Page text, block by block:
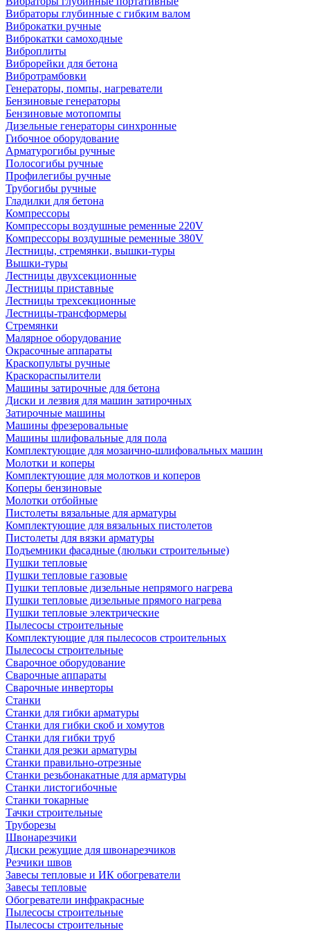
Вибраторы глубинные с гибким валом
Виброкатки ручные
Виброкатки самоходные
Виброплиты
Виброрейки для бетона
Вибротрамбовки
Генераторы, помпы, нагреватели
Бензиновые генераторы
Бензиновые мотопомпы
Дизельные генераторы синхронные
Гибочное оборудование
Арматурогибы ручные
Полосогибы ручные
Профилегибы ручные
Трубогибы ручные
Гладилки для бетона
Компрессоры
Компрессоры воздушные ременные 220V
Компрессоры воздушные ременные 380V
Лестницы, стремянки, вышки-туры
Вышки-туры
Лестницы двухсекционные
Лестницы приставные
Лестницы трехсекционные
Лестницы-трансформеры
Стремянки
Малярное оборудование
Окрасочные аппараты
Краскопульты ручные
Краскораспылители
Машины затирочные для бетона
Диски и лезвия для машин затирочных
Затирочные машины
Машины фрезеровальные
Машины шлифовальные для пола
Комплектующие для мозаично-шлифовальных машин
Молотки и коперы
Комплектующие для молотков и коперов
Коперы бензиновые
Молотки отбойные
Пистолеты вязальные для арматуры
Комплектующие для вязальных пистолетов
Пистолеты для вязки арматуры
Подъемники фасадные (люльки строительные)
Пушки тепловые
Пушки тепловые газовые
Пушки тепловые дизельные непрямого нагрева
Пушки тепловые дизельные прямого нагрева
Пушки тепловые электрические
Пылесосы строительные
Комплектующие для пылесосов строительных
Пылесосы строительные
Сварочное оборудование
Сварочные аппараты
Сварочные инверторы
Станки
Станки для гибки арматуры
Станки для гибки скоб и хомутов
Станки для гибки труб
Станки для резки арматуры
Станки правильно-отрезные
Станки резьбонакатные для арматуры
Станки листогибочные
Станки токарные
Тачки строительные
Труборезы
Швонарезчики
Диски режущие для швонарезчиков
Резчики швов
Завесы тепловые и ИК обогреватели
Завесы тепловые
Обогреватели инфракрасные
Пылесосы строительные
Пылесосы строительные